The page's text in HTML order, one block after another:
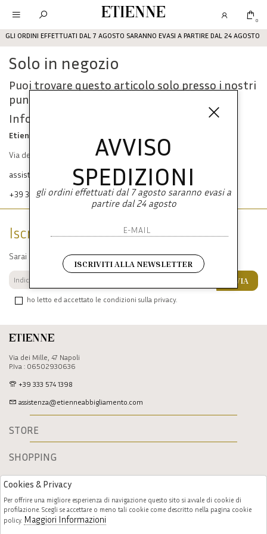
GLI ORDINI EFFETTUATI DAL 7 AGOSTO SARANNO EVASI A PARTIRE DAL 24 AGOSTO
Etienne 0
Solo in negozio
Puoi trovare questo articolo solo presso i nostri
punti vendita:
Info contatti
Etienne srl
Via dei Mille, 47 80121 Napoli
assistenza@etienneabbigliamento.com
+39 333 574 1398
Etienne
Via dei Mille, 47 Napoli
P.Iva : 06502930636
+39 333 574 1398
assistenza@etienneabbigliamento.com
STORE
SHOPPING
Iscriviti alla newsletter
Sarai sempre aggiornato su offerte e promozioni.
ho letto ed accettato le condizioni sulla privacy.
INVIA
AVVISO
SPEDIZIONI
gli ordini effettuati dal 7 agosto saranno evasi a
partire dal 24 agosto
ISCRIVITI ALLA NEWSLETTER
Cookies & Privacy
Per offrire una migliore esperienza di navigazione questo sito si avvale di cookie di
profilazione. Scegli se accettare o meno tali cookie come descritto nella pagina cookie
policy. Maggiori Informazioni